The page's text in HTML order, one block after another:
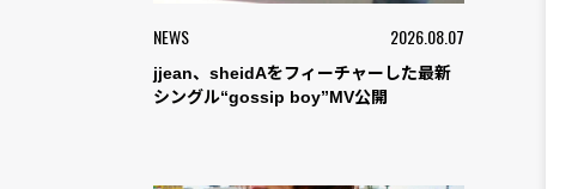
NEWS 2026.08.07
jjean、sheidAをフィーチャーした最新
シングル“gossip boy”MV公開